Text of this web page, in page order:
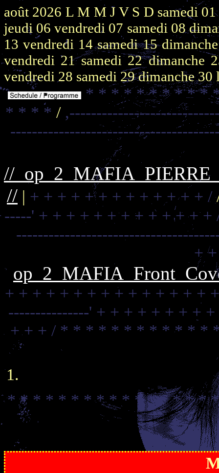
août 2026 L M M J V S D samedi
jeudi 06vendredi 07 samedi 08
13vendredi 14samedi 15
vendredi 21samedi 22dimanche
vendredi 28 samedi 29dimanche 30
* * * * * * * * * *
* * * * /
//
// | + + + + + + + + + + + + + /
-----' + + + + + + + + + + + +
+
+ + + + + + + + + + + + + + +
---------------' + + + + + + + +
+ + + / * * * * * * * * * * * *
* * * * * * * * * * * * * * * *